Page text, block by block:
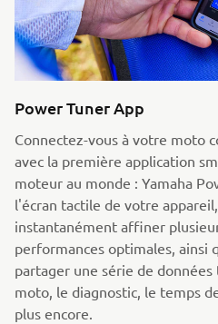
Power Tuner App
Connectez-vous à votre moto
avec la première application
moteur au monde : Yamaha
l'écran tactile de votre
instantanément affiner
performances optimales,
partager une série de
moto, le diagnostic, le temps
plus encore.